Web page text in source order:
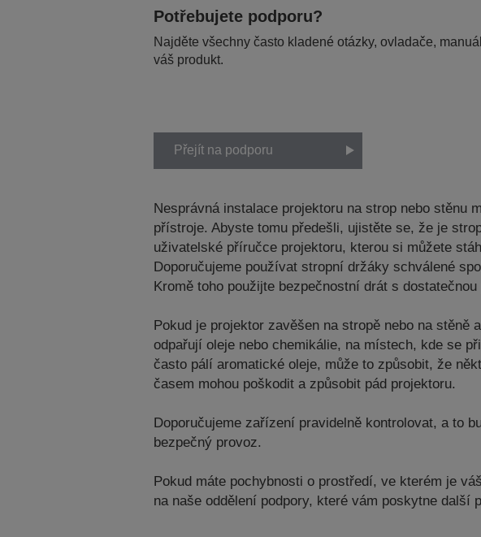
Potřebujete podporu?
Najděte všechny často kladené otázky, ovladače,
váš produkt.
Přejít na podporu
Nesprávná instalace projektoru na strop nebo stěnu
přístroje. Abyste tomu předešli, ujistěte se, že je
uživatelské příručce projektoru, kterou si můžete
Doporučujeme používat stropní držáky schválené
Kromě toho použijte bezpečnostní drát s
Pokud je projektor zavěšen na stropě nebo na
odpařují oleje nebo chemikálie, na místech, kde se
často pálí aromatické oleje, může to způsobit, že
časem mohou poškodit a způsobit pád projektoru.
Doporučujeme zařízení pravidelně kontrolovat, a to
bezpečný provoz.
Pokud máte pochybnosti o prostředí, ve kterém je
na naše oddělení podpory, které vám poskytne další